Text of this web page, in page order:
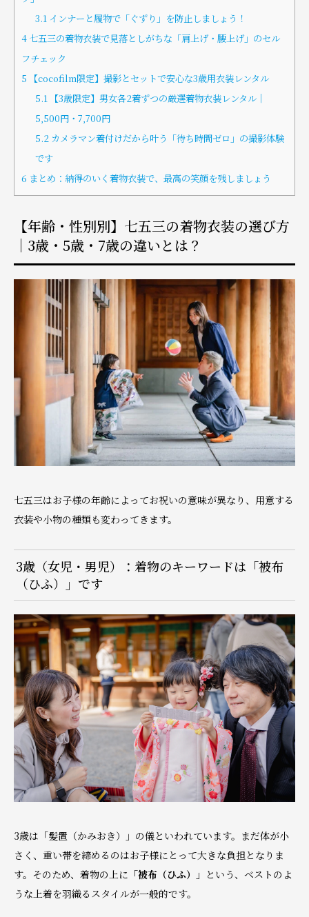
3.1インナーと履物で「ぐずり」を防止しましょう！
4 七五三の着物衣装で見落としがちな「肩上げ・腰上げ」のセル
フチェック
5 【cocofilm限定】撮影とセットで安心な3歳用衣装レンタル
5.1【3歳限定】男女各2着ずつの厳選着物衣装レンタル｜
5,500円・7,700円
5.2カメラマン着付けだから叶う「待ち時間ゼロ」の撮影体験
です
6 まとめ：納得のいく着物衣装で、最高の笑顔を残しましょう
【年齢・性別別】七五三の着物衣装の選び方
｜3歳・5歳・7歳の違いとは？
七五三はお子様の年齢によってお祝いの意味が異なり、用意する
衣装や小物の種類も変わってきます。
3歳（女児・男児）：着物のキーワードは「被布
（ひふ）」です
3歳は「髪置（かみおき）」の儀といわれています。まだ体が小
さく、重い帯を締めるのはお子様にとって大きな負担となりま
す。そのため、着物の上に 「被布（ひふ）」 という、ベストのよ
うな上着を羽織るスタイルが一般的です。